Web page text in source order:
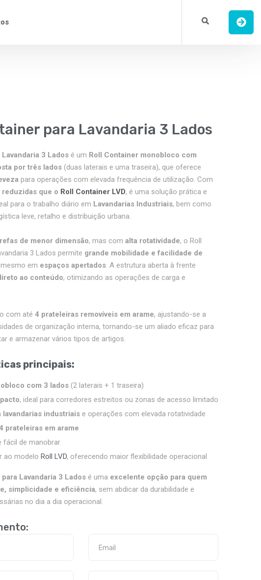
para Lavandaria 3 Lados
3 Lados é um Roll Container monobloco com
por três lados (duas laterais e uma traseira), que oferece
para operações com elevada frequência de utilização. Com
que o Roll Container LVD, é uma solução prática e
para o trabalho diário em Lavandarias Industriais, bem como
leve, retalho e distribuição urbana.
de menor dimensão, mas com alta rotatividade, o Roll
3 Lados permite grande mobilidade e facilidade de
em espaços apertados. A estrutura aberta à frente
ao conteúdo, otimizando as operações de carga e
com até 4 prateleiras removíveis em arame, ajustando-se a
de organização interna, tornando-se um aliado eficaz para
e armazenar vários tipos de artigos.
principais:
com 3 lados (2 laterais + 1 traseira)
, ideal para corredores estreitos ou zonas de acesso limitado
lavandarias industriais e operações com elevada rotatividade
prateleiras em arame
fácil de manobrar
ao modelo Roll LVD, oferecendo maior flexibilidade operacional
Lavandaria 3 Lados é uma excelente opção para quem
simplicidade e eficiência, sem abdicar da durabilidade e
no dia a dia operacional.